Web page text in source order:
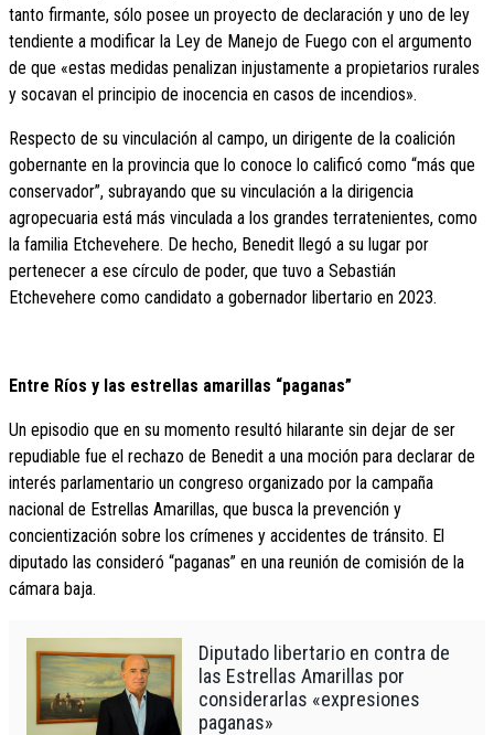
tanto firmante, sólo posee un proyecto de declaración y uno de ley
tendiente a modificar la Ley de Manejo de Fuego con el argumento
de que «estas medidas penalizan injustamente a propietarios rurales
y socavan el principio de inocencia en casos de incendios».
Respecto de su vinculación al campo, un dirigente de la coalición
gobernante en la provincia que lo conoce lo calificó como “más que
conservador”, subrayando que su vinculación a la dirigencia
agropecuaria está más vinculada a los grandes terratenientes, como
la familia Etchevehere. De hecho, Benedit llegó a su lugar por
pertenecer a ese círculo de poder, que tuvo a Sebastián
Etchevehere como candidato a gobernador libertario en 2023.
Entre Ríos y las estrellas amarillas “paganas”
Un episodio que en su momento resultó hilarante sin dejar de ser
repudiable fue el rechazo de Benedit a una moción para declarar de
interés parlamentario un congreso organizado por la campaña
nacional de Estrellas Amarillas, que busca la prevención y
concientización sobre los crímenes y accidentes de tránsito. El
diputado las consideró “paganas” en una reunión de comisión de la
cámara baja.
Diputado libertario en contra de
las Estrellas Amarillas por
considerarlas «expresiones
paganas»